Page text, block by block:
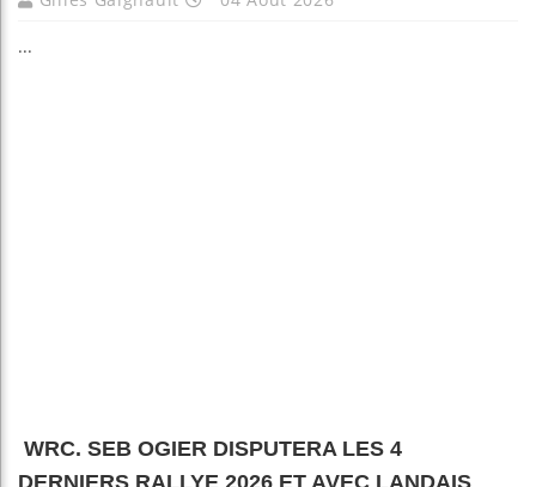
...
WRC. SEB OGIER DISPUTERA LES 4
DERNIERS RALLYE 2026 ET AVEC LANDAIS